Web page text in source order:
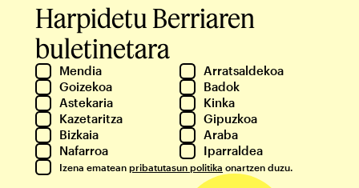
Harpidetu Berriaren
buletinetara
Mendia
Arratsaldekoa
Goizekoa
Badok
Astekaria
Kinka
Kazetaritza
Gipuzkoa
Bizkaia
Araba
Nafarroa
Iparraldea
Izena ematean pribatutasun politika onartzen duzu.